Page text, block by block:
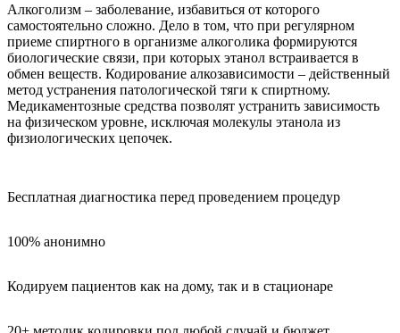
Алкоголизм – заболевание, избавиться от которого
самостоятельно сложно. Дело в том, что при регулярном
приеме спиртного в организме алкоголика формируются
биологические связи, при которых этанол встраивается в
обмен веществ. Кодирование алкозависимости – действенный
метод устранения патологической тяги к спиртному.
Медикаментозные средства позволят устранить зависимость
на физическом уровне, исключая молекулы этанола из
физиологических цепочек.
Бесплатная диагностика перед проведением процедур
100% анонимно
Кодируем пациентов как на дому, так и в стационаре